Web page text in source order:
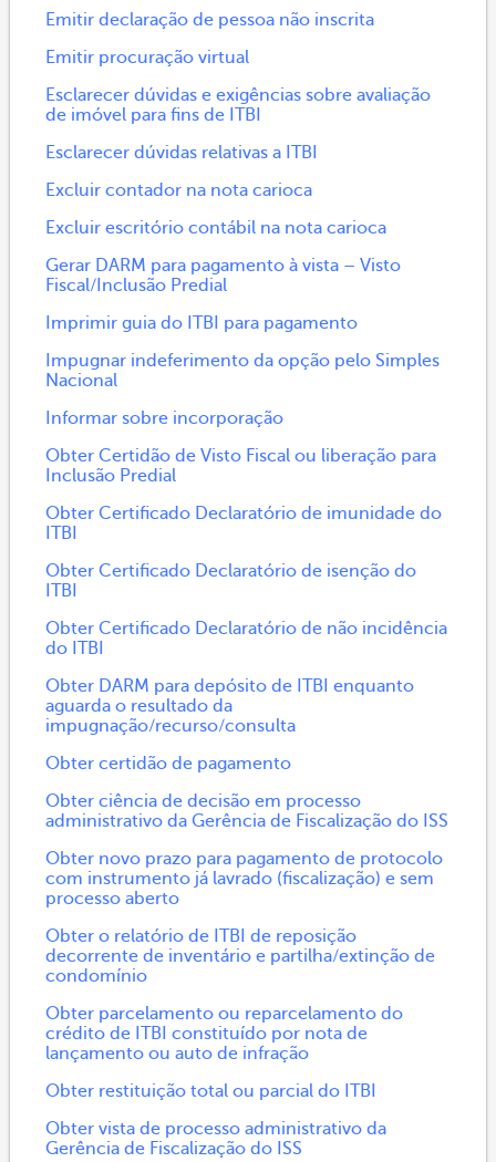
Emitir declaração de pessoa não inscrita
Emitir procuração virtual
Esclarecer dúvidas e exigências sobre avaliação
de imóvel para fins de ITBI
Esclarecer dúvidas relativas a ITBI
Excluir contador na nota carioca
Excluir escritório contábil na nota carioca
Gerar DARM para pagamento à vista – Visto
Fiscal/Inclusão Predial
Imprimir guia do ITBI para pagamento
Impugnar indeferimento da opção pelo Simples
Nacional
Informar sobre incorporação
Obter Certidão de Visto Fiscal ou liberação para
Inclusão Predial
Obter Certificado Declaratório de imunidade do
ITBI
Obter Certificado Declaratório de isenção do
ITBI
Obter Certificado Declaratório de não incidência
do ITBI
Obter DARM para depósito de ITBI enquanto
aguarda o resultado da
impugnação/recurso/consulta
Obter certidão de pagamento
Obter ciência de decisão em processo
administrativo da Gerência de Fiscalização do ISS
Obter novo prazo para pagamento de protocolo
com instrumento já lavrado (fiscalização) e sem
processo aberto
Obter o relatório de ITBI de reposição
decorrente de inventário e partilha/extinção de
condomínio
Obter parcelamento ou reparcelamento do
crédito de ITBI constituído por nota de
lançamento ou auto de infração
Obter restituição total ou parcial do ITBI
Obter vista de processo administrativo da
Gerência de Fiscalização do ISS